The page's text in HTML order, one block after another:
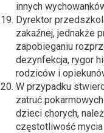
innych
Dyrektor
zakaźnej, jednakże
zapobieganiu
dezynfekcja, rygor
rodziców i
W przypadku
zatruć
dzieci chorych,
częstotliwość mycia